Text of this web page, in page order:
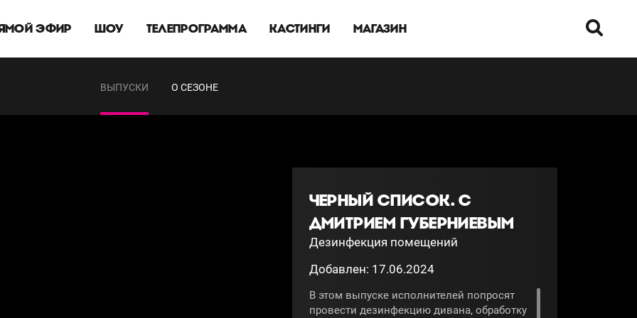
ЭФИР ШОУ ТЕЛЕПРОГРАММА КАСТИНГИ МАГАЗИН
ВЫПУСКИ О СЕЗОНЕ
ЧЕРНЫЙ СПИСОК. С
ДМИТРИЕМ ГУБЕРНИЕВЫМ
Дезинфекция помещений
Добавлен: 17.06.2024
В этом выпуске исполнителей попросят
провести дезинфекцию дивана, обработку